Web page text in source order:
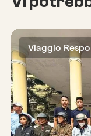
Viaggio